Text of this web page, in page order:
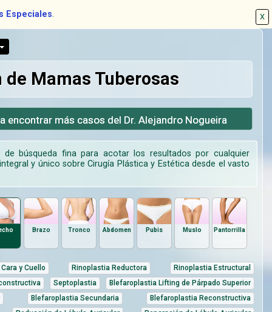
X
Especiales.
Mamas Tuberosas
más casos del Dr. Alejandro Nogueira
búsqueda fina para acotar los resultados por cualquier
y único sobre Cirugía Plástica y Estética desde el vasto
Brazo Tronco Abdomen Pubis Muslo Pantorrilla
y Cuello Rinoplastia Reductora
Rinoplastia Estructural
Septoplastia
Blefaroplastia Lifting de Párpado Superior
Blefaroplastia Secundaria
Blefaroplastia Reconstructiva